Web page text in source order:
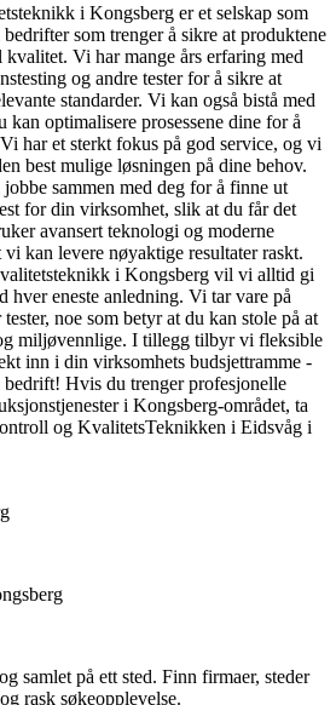
i Kongsberg er et selskap som
som trenger å sikre at produktene
Vi har mange års erfaring med
og andre tester for å sikre at
standarder. Vi kan også bistå med
optimalisere prosessene dine for å
har et sterkt fokus på god service, og vi
best mulige løsningen på dine behov.
sammen med deg for å finne ut
for din virksomhet, slik at du får det
avansert teknologi og moderne
kan levere nøyaktige resultater raskt.
i Kongsberg vil vi alltid gi
hver eneste anledning. Vi tar vare på
noe som betyr at du kan stole på at
miljøvennlige. I tillegg tilbyr vi fleksible
inn i din virksomhets budsjettramme -
bedrift! Hvis du trenger profesjonelle
i Kongsberg-området, ta
og KvalitetsTeknikken i Eidsvåg i
samlet på ett sted. Finn firmaer, steder
rask søkeopplevelse.